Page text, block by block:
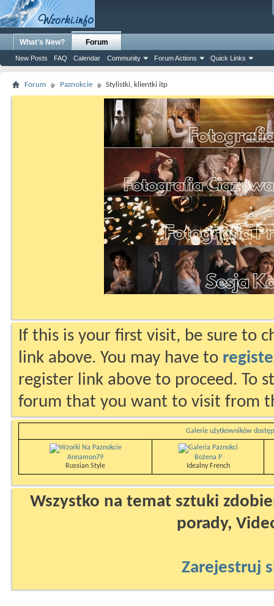
What's New? Forum
New Posts FAQ Calendar Community Forum Actions Quick Links
Forum Paznokcie Stylistki, klientki itp
If this is your first visit, be sure to
link above. You may have to
register link above to proceed. To
forum that you want to visit from
Galerie użytkowników
Annamon79
Russian Style
Bożena P
Idealny French
Wszystko na temat sztuki
porady,
Zarejestruj